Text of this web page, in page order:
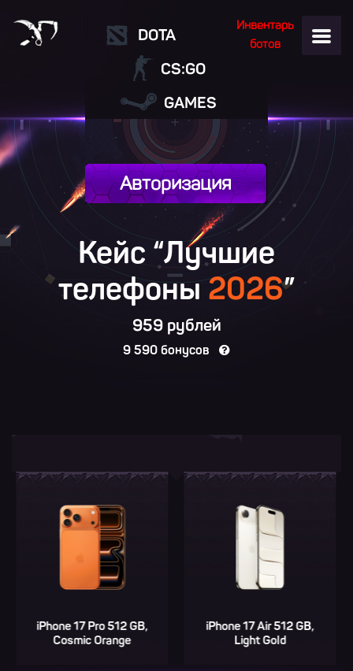
Инвентарь
ботов
DOTA
CS:GO
GAMES
Авторизация
Кейс “Лучшие
телефоны2026”
959 рублей
9 590 бонусов
17 Pro 512 GB,
Orange
iPhone 17 Air 512 GB,